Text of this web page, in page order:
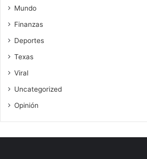
Mundo
Finanzas
Deportes
Texas
Viral
Uncategorized
Opinión